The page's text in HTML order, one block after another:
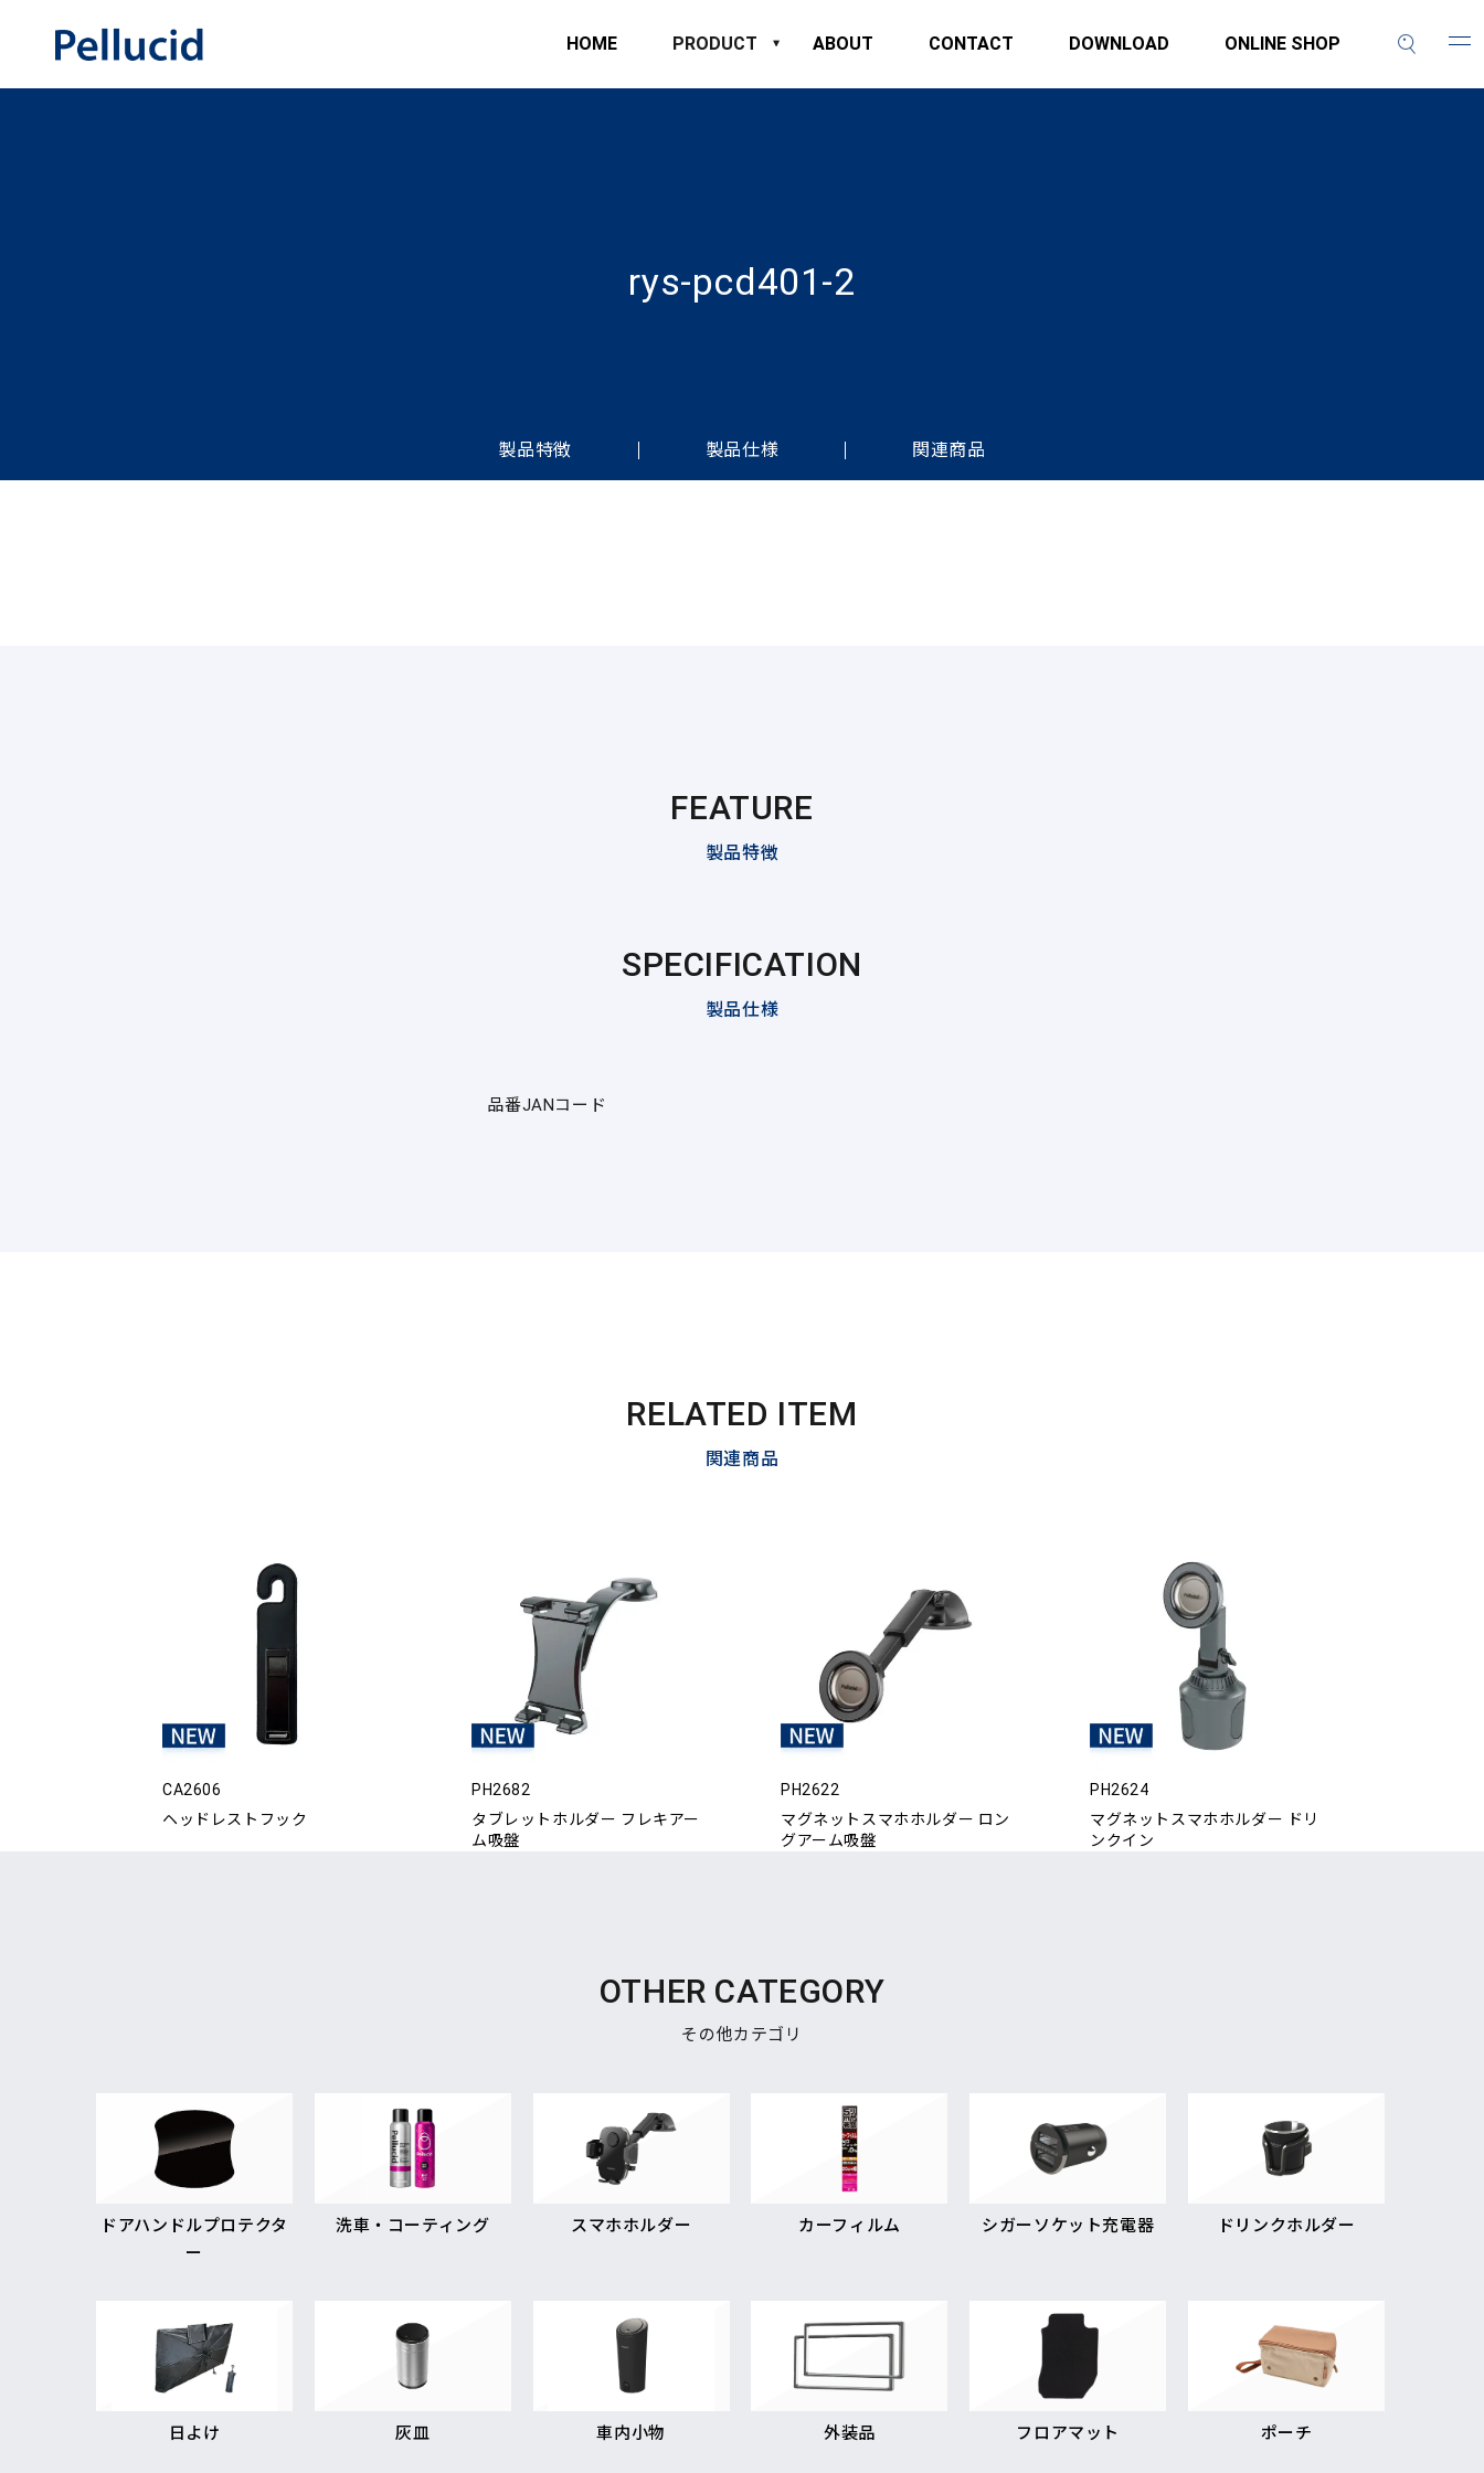
HOME PRODUCT ABOUT CONTACT DOWNLOAD ONLINE SHOP
rys-pcd401-2
製品特徴 製品仕様 関連商品
FEATURE
製品特徴
SPECIFICATION
製品仕様
品番JANコード
RELATED ITEM
関連商品
CA2606
ヘッドレストフック
PH2682
タブレットホルダー フレキアー
ム吸盤
PH2622
マグネットスマホホルダー ロン
グアーム吸盤
PH2624
マグネットスマホホルダー ドリ
ンクイン
OTHER CATEGORY
その他カテゴリ
ドアハンドルプロテクタ
ー
洗車・コーティング スマホホルダー カーフィルム シガーソケット充電器 ドリンクホルダー
日よけ 灰皿 車内小物 外装品 フロアマット ポーチ